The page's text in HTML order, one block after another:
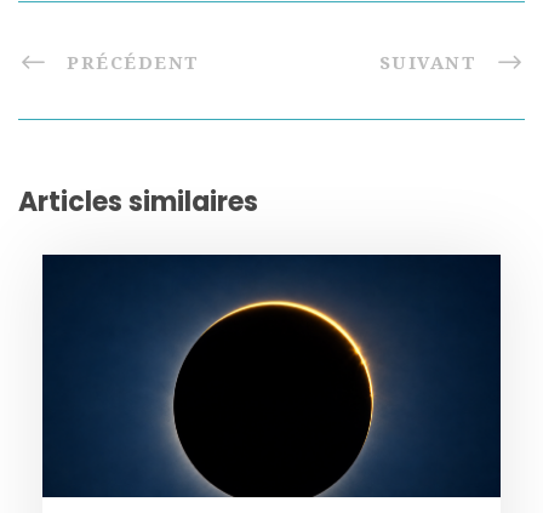
PRÉCÉDENT SUIVANT
Articles similaires